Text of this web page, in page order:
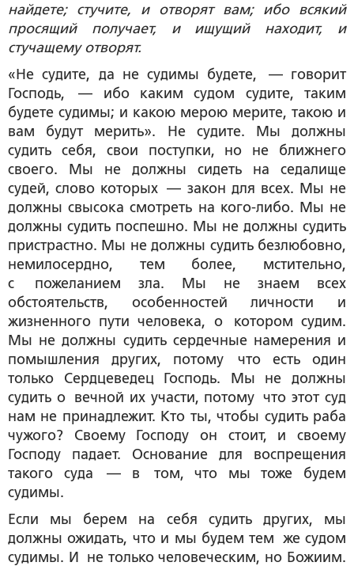
найдете; стучите, и отворят вам; ибо всякий
просящий получает, и ищущий находит, и
стучащему отворят.
«Не судите, да не судимы будете, — говорит
Господь, — ибо каким судом судите, таким
будете судимы; и какою мерою мерите, такою и
вам будут мерить». Не судите. Мы должны
судить себя, свои поступки, но не ближнего
своего. Мы не должны сидеть на седалище
судей, слово которых — закон для всех. Мы не
должны свысока смотреть на кого-либо. Мы не
должны судить поспешно. Мы не должны судить
пристрастно. Мы не должны судить безлюбовно,
немилосердно, тем более, мстительно,
с пожеланием зла. Мы не знаем всех
обстоятельств, особенностей личности и
жизненного пути человека, о котором судим.
Мы не должны судить сердечные намерения и
помышления других, потому что есть один
только Сердцеведец Господь. Мы не должны
судить о вечной их участи, потому что этот суд
нам не принадлежит. Кто ты, чтобы судить раба
чужого? Своему Господу он стоит, и своему
Господу падает. Основание для воспрещения
такого суда — в том, что мы тоже будем
судимы.
Если мы берем на себя судить других, мы
должны ожидать, что и мы будем тем же судом
судимы. И не только человеческим, но Божиим.